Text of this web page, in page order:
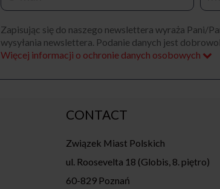
Zapisując się do naszego newslettera wyraża Pani/
wysyłania newslettera. Podanie danych jest
Więcej informacji o ochronie danych osobowych
CONTACT
Związek Miast Polskich
ul. Roosevelta 18 (Globis, 8. piętro)
60-829 Poznań